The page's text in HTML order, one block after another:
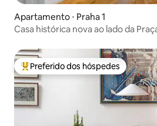
Apartamento ⋅ Praha 1
Casa histórica nova ao lado da
Entre os melhores preferidos dos
Preferido dos hóspedes